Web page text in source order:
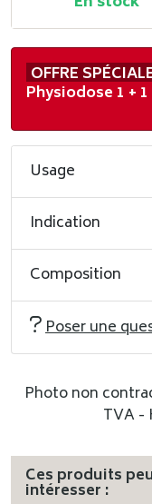
OFFRE
Physiodose 1 +
Usage
Indication
Composition
Poser une
Photo non
TVA -
Ces produits
intéresser :